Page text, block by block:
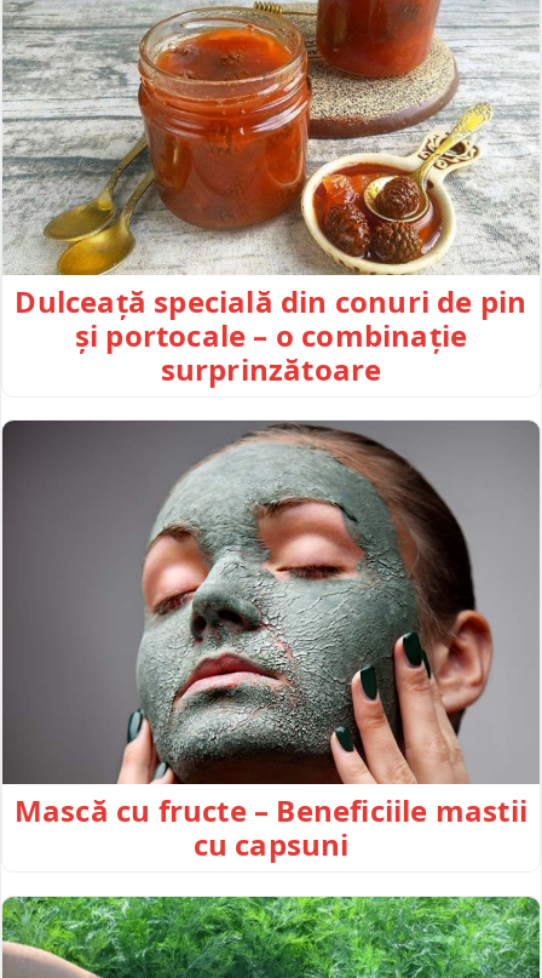
Dulceață specială din conuri de pin
și portocale – o combinație
surprinzătoare
Mască cu fructe – Beneficiile mastii
cu capsuni